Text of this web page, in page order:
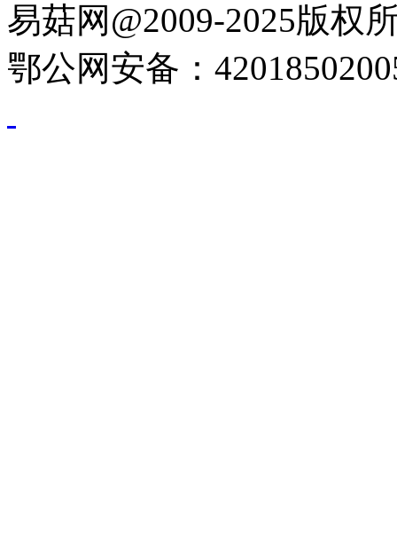
易菇网@2009-2025版权
鄂公网安备：